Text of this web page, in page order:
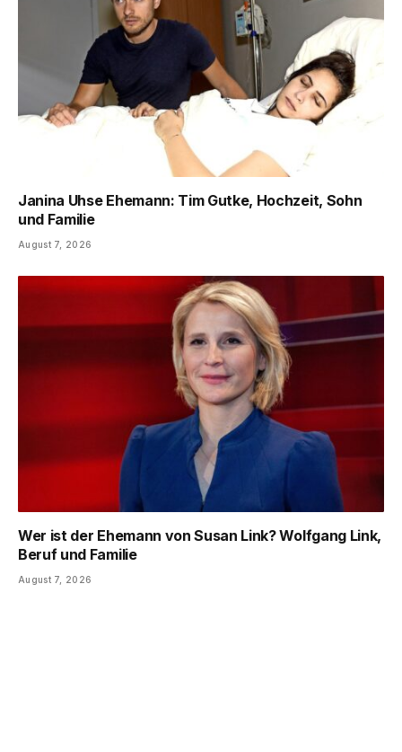
Janina Uhse Ehemann: Tim Gutke, Hochzeit, Sohn
und Familie
August 7, 2026
Wer ist der Ehemann von Susan Link? Wolfgang Link,
Beruf und Familie
August 7, 2026